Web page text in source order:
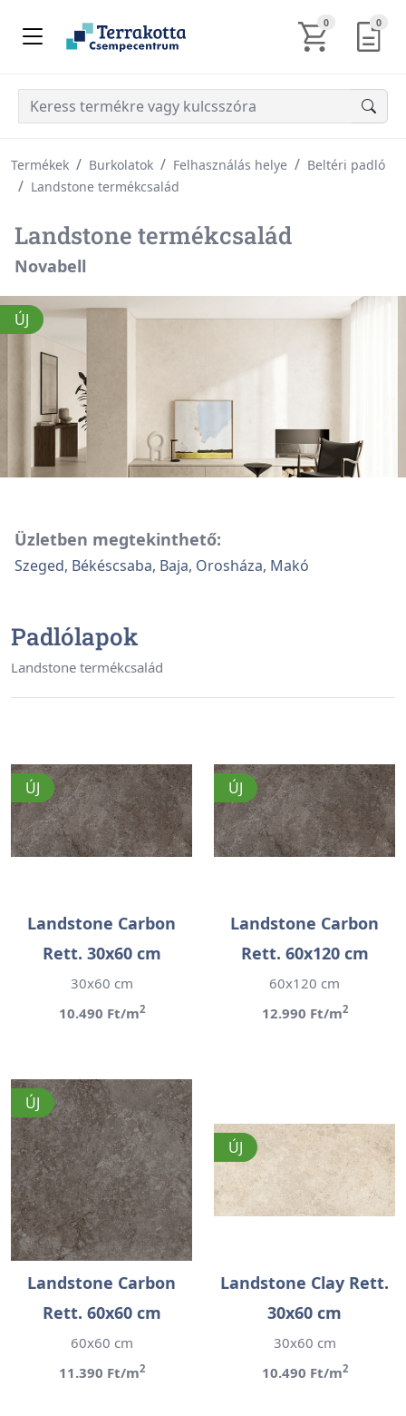
0KOSÁR 0
Termékek Burkolatok Felhasználás helye
Beltéri padló
Landstone termékcsalád
Üzletben megtekinthető:
Szeged, Békéscsaba, Baja, Orosháza, Makó
Landstone termékcsalád
Novabell
ÚJ
Padlólapok
Landstone termékcsalád
ÚJ
Landstone Carbon
Rett. 30x60 cm
30x60 cm
10.490 Ft/m2
ÚJ
Landstone Carbon
Rett. 60x120 cm
60x120 cm
12.990 Ft/m2
ÚJ
Landstone Carbon
Rett. 60x60 cm
60x60 cm
11.390 Ft/m2
ÚJ
Landstone Clay Rett.
30x60 cm
30x60 cm
10.490 Ft/m2